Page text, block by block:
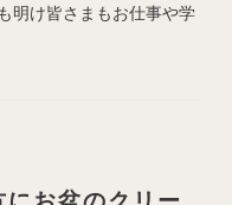
明け皆さまもお仕事や学